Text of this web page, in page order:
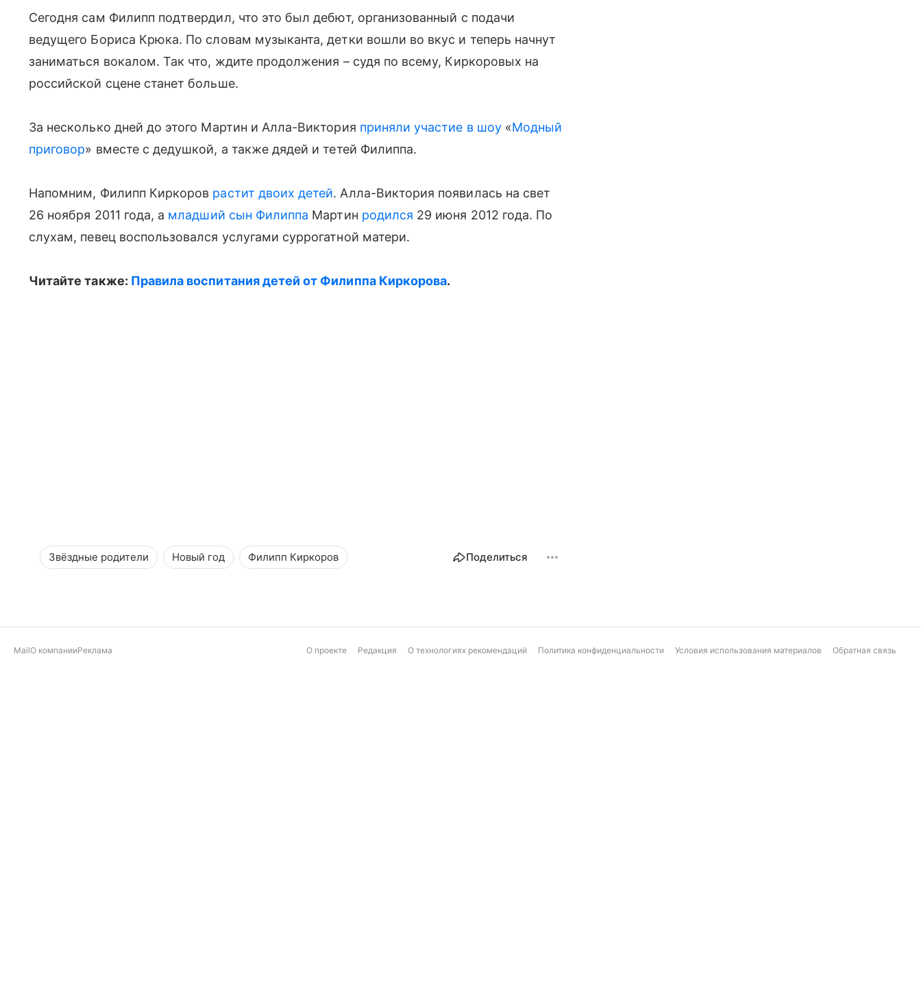
Сегодня сам Филипп подтвердил, что это был дебют, организованный с подачи
ведущего Бориса Крюка. По словам музыканта, детки вошли во вкус и теперь начнут
заниматься вокалом. Так что, ждите продолжения – судя по всему, Киркоровых на
российской сцене станет больше.
За несколько дней до этого Мартин и Алла-Виктория приняли участие в шоу«Модный
приговор» вместе с дедушкой, а также дядей и тетей Филиппа.
Напомним, Филипп Киркоров растит двоих детей. Алла-Виктория появилась на свет
26 ноября 2011 года, а младший сын Филиппа Мартин родился 29 июня 2012 года. По
слухам, певец воспользовался услугами суррогатной матери.
Читайте также: Правила воспитания детей от Филиппа Киркорова.
Звёздные родители Новый год Филипп Киркоров Поделиться
MailО компанииРеклама О проекте Редакция О технологиях рекомендаций Политика конфиденциальности Условия использования материалов Обратная связь